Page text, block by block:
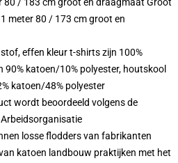
meter 80 / 173 cm groot en
effen kleur t-shirts zijn 100%
90% katoen/10% polyester, houtskool
katoen/48% polyester
wordt beoordeeld volgens de
losse flodders van fabrikanten
katoen landbouw praktijken met het